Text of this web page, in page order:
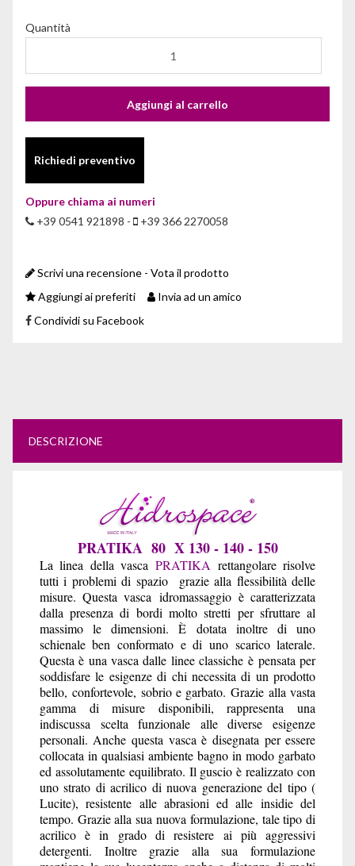
Quantità
Aggiungi al carrello
Richiedi preventivo
Oppure chiama ai numeri
+39 0541 921898 -
+39 366 2270058
Scrivi una recensione - Vota il prodotto
Aggiungi ai preferiti
Invia ad un amico
Condividi su Facebook
DESCRIZIONE
PRATIKA 80 X 130 - 140 - 150
La linea della vascaPRATIKA rettangolare risolve
tutti i problemi di spazio grazie alla flessibilità delle
misure. Questa vasca idromassaggioè caratterizzata
dalla presenza di bordi molto stretti per sfruttare al
massimo le dimensioni.È dotata inoltre di uno
schienale ben conformato e di uno scarico laterale.
Questa è una vasca dalle linee classiche è pensata per
soddisfare le esigenze di chi necessita di un prodotto
bello, confortevole, sobrio e garbato.Grazie alla vasta
gamma di misure disponibili, rappresenta una
indiscussa scelta funzionale alle diverse esigenze
personali. Anche questa vasca è disegnata per essere
collocata in qualsiasi ambiente bagno in modo garbato
ed assolutamente equilibrato. Il guscio è realizzato con
uno strato di acrilico di nuova generazione del tipo (
Lucite), resistente alle abrasioni ed alle insidie del
tempo. Grazie alla sua nuova formulazione, tale tipo di
acrilico è in grado di resistere ai più aggressivi
detergenti. Inoltre grazie alla sua formulazione